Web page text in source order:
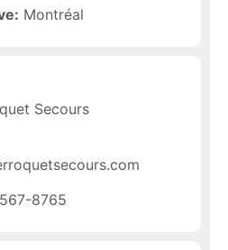
Montréal
Secours
8765